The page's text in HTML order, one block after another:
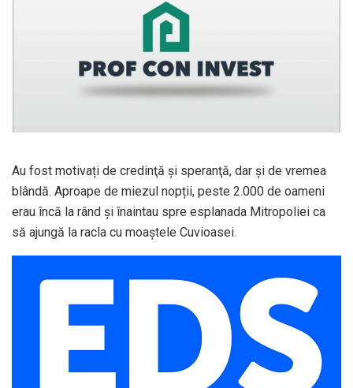
Au fost motivați de credinţă şi speranţă, dar şi de vremea
blândă. Aproape de miezul nopții, peste 2.000 de oameni
erau încă la rând și înaintau spre esplanada Mitropoliei ca
să ajungă la racla cu moaștele Cuvioasei.